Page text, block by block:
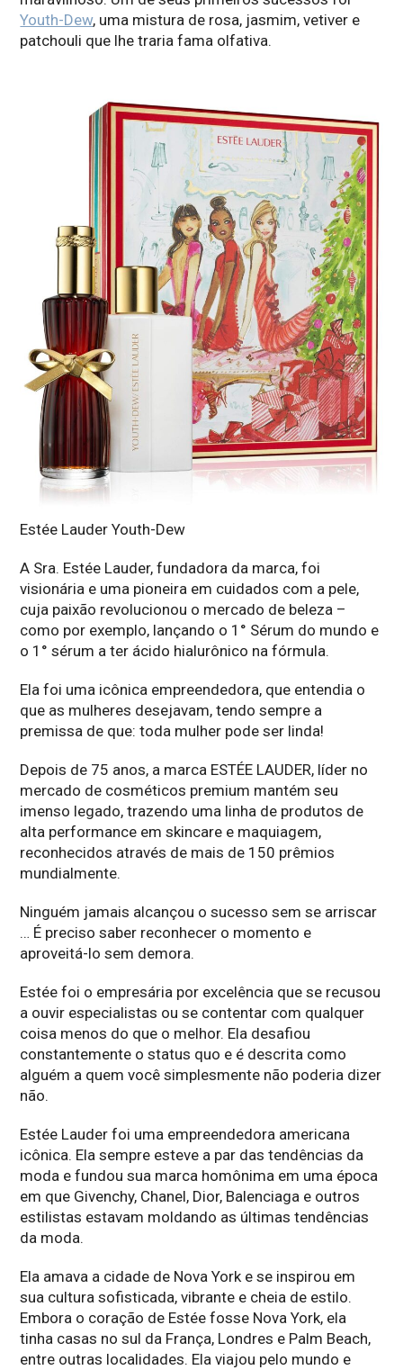
Youth-Dew, uma mistura de rosa, jasmim, vetiver e
patchouli que lhe traria fama olfativa.
Estée Lauder Youth-Dew
A Sra. Estée Lauder, fundadora da marca, foi
visionária e uma pioneira em cuidados com a pele,
cuja paixão revolucionou o mercado de beleza –
como por exemplo, lançando o 1° Sérum do mundo e
o 1° sérum a ter ácido hialurônico na fórmula.
Ela foi uma icônica empreendedora, que entendia o
que as mulheres desejavam, tendo sempre a
premissa de que: toda mulher pode ser linda!
Depois de 75 anos, a marca ESTÉE LAUDER, líder no
mercado de cosméticos premium mantém seu
imenso legado, trazendo uma linha de produtos de
alta performance em skincare e maquiagem,
reconhecidos através de mais de 150 prêmios
mundialmente.
Ninguém jamais alcançou o sucesso sem se arriscar
… É preciso saber reconhecer o momento e
aproveitá-lo sem demora.
Estée foi o empresária por excelência que se recusou
a ouvir especialistas ou se contentar com qualquer
coisa menos do que o melhor. Ela desafiou
constantemente o status quo e é descrita como
alguém a quem você simplesmente não poderia dizer
não.
Estée Lauder foi uma empreendedora americana
icônica. Ela sempre esteve a par das tendências da
moda e fundou sua marca homônima em uma época
em que Givenchy, Chanel, Dior, Balenciaga e outros
estilistas estavam moldando as últimas tendências
da moda.
Ela amava a cidade de Nova York e se inspirou em
sua cultura sofisticada, vibrante e cheia de estilo.
Embora o coração de Estée fosse Nova York, ela
tinha casas no sul da França, Londres e Palm Beach,
entre outras localidades. Ela viajou pelo mundo e